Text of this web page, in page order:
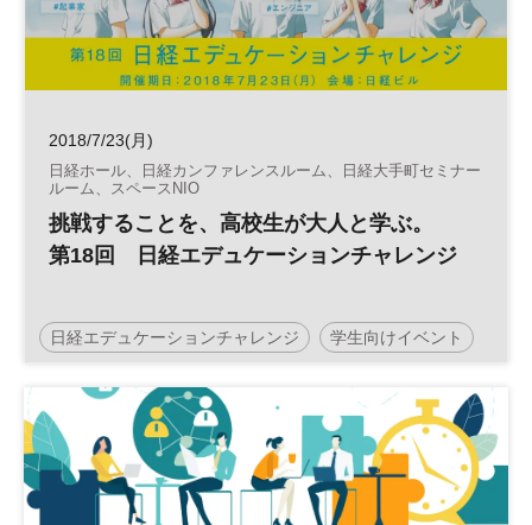
2018/7/23(月)
日経ホール、日経カンファレンスルーム、日経大手町セミナー
ルーム、スペースNIO
挑戦することを、高校生が大人と学ぶ。
第18回 日経エデュケーションチャレンジ
日経エデュケーションチャレンジ 学生向けイベント
Z世代 高校生 社会学習